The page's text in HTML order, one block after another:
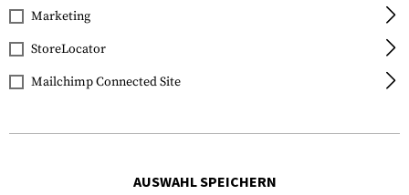
Marketing
StoreLocator
Mailchimp Connected Site
AUSWAHL SPEICHERN